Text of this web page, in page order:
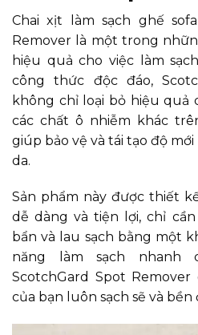
Chai xịt làm sạch ghế
Remover là một trong
hiệu quả cho việc làm
công thức độc đáo,
không chỉ loại bỏ hiệu quả
các chất ô nhiễm khác
giúp bảo vệ và tái tạo độ mới
da.
Sản phẩm này được thiết
dễ dàng và tiện lợi, chỉ
bẩn và lau sạch bằng một
năng làm sạch nhanh
ScotchGard Spot
của bạn luôn sạch sẽ và bền